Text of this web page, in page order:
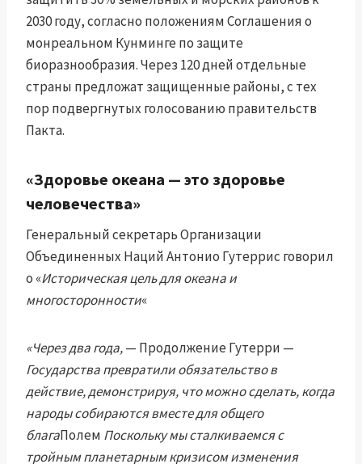
2030 году, согласно положениям Соглашения о
монреальном Кунминге по защите
биоразнообразия. Через 120 дней отдельные
страны предложат защищенные районы, с тех
пор подвергнутых голосованию правительств
Пакта.
«Здоровье океана — это здоровье
человечества»
Генеральный секретарь Организации
Объединенных Наций Антонио Гутеррис говорил
о «Историческая цель для океана и
многосторонности«
«Через два года,— Продолжение Гутерри —
Государства превратили обязательство в
действие, демонстрируя, что можно сделать, когда
народы собираются вместе для общего
благаПолем Поскольку мы сталкиваемся с
тройным планетарным кризисом изменения